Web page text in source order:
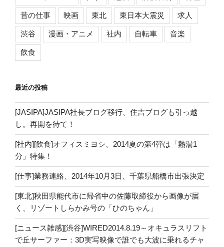
昔の仕事 映画 東北 東日本大震災 求人
渋谷 漫画・アニメ 社内 自転車 音楽
飲食
最近の投稿
[JASIPA]JASIPA社長ブログ移行、住吉ブログも引っ越
し。再開を待て！
[社内][飲食]オフィスミヨシ、2014夏の第4弾は「熱湯1
分」特集！
[仕事]業務連絡、2014年10月3日、千葉県船橋市出張決定
[東北]秋田県能代市に帰省中の佐藤取締役から画像が届
く、リゾートしらかみ号の「ひのちゃん」
[ニュース雑感][渋谷]WIRED2014.8.19～オキュラスリフト
で丘サーファー：3D実写映像で誰でも大波に乗れるチャ